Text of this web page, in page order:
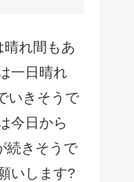
晴れ間もあ
一日晴れ
いきそうで
今日から
続きそうで
いします?